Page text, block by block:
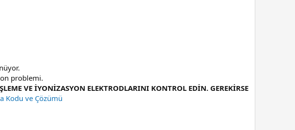
problemi.
VE İYONİZASYON ELEKTRODLARINI KONTROL EDİN. GEREKİRSE
Kodu ve Çözümü